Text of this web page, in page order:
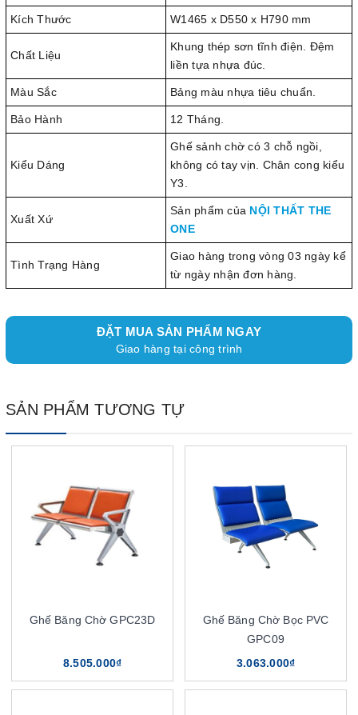
Kích Thước W1465 x D550 x H790 mm
Chất Liệu
Khung thép sơn tĩnh điện. Đệm
liền tựa nhựa đúc.
Màu Sắc Bảng màu nhựa tiêu chuẩn.
Bảo Hành 12 Tháng.
Kiểu Dáng
Ghế sảnh chờ có 3 chỗ ngồi,
không có tay vịn. Chân cong kiểu
Y3.
Xuất Xứ
Sản phẩm của NỘI THẤT THE
ONE
Tình Trạng Hàng
Giao hàng trong vòng 03 ngày kể
từ ngày nhận đơn hàng.
ĐẶT MUA SẢN PHẨM NGAY
Giao hàng tại công trình
SẢN PHẨM TƯƠNG TỰ
Ghế Băng Chờ GPC23D
8.505.000₫
Ghế Băng Chờ Bọc PVC
GPC09
3.063.000₫